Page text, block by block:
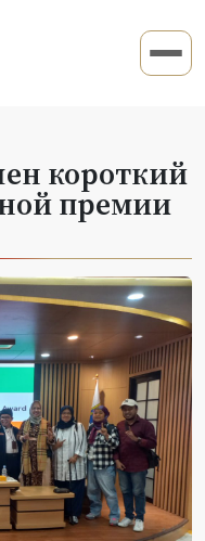
короткий
премии